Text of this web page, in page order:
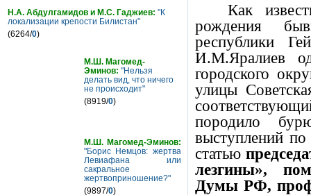
Как
рождения
республики
И.М.Яралиев
городского
улицы
породило
выступлений
статью
лезгины»,
Думы РФ,
Н.А. Абдулгамидов и М.С. Гаджиев: "К
локализации крепости Билистан"
(6264/0)
М.Ш. Магомед-
Эминов: "Нельзя
делать вид, что ничего
не происходит"
(8919/0)
М.Ш. Магомед-Эминов:
"Борис Немцов: жертва
Левиафана или
сакральное
жертвоприношение?"
(9897/0)